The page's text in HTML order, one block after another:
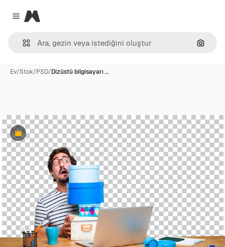
Close menu
Magnific
Ev/Stok/PSD/Dizüstü bilgisayarı …
Premium